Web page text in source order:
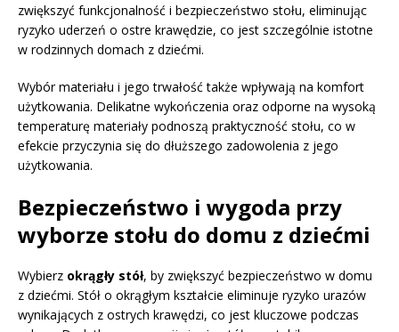
zwiększyć funkcjonalność i bezpieczeństwo stołu, eliminując
ryzyko uderzeń o ostre krawędzie, co jest szczególnie istotne
w rodzinnych domach z dziećmi.
Wybór materiału i jego trwałość także wpływają na komfort
użytkowania. Delikatne wykończenia oraz odporne na wysoką
temperaturę materiały podnoszą praktyczność stołu, co w
efekcie przyczynia się do dłuższego zadowolenia z jego
użytkowania.
Bezpieczeństwo i wygoda przy
wyborze stołu do domu z dziećmi
Wybierz okrągły stół, by zwiększyć bezpieczeństwo w domu
z dziećmi. Stół o okrągłym kształcie eliminuje ryzyko urazów
wynikających z ostrych krawędzi, co jest kluczowe podczas